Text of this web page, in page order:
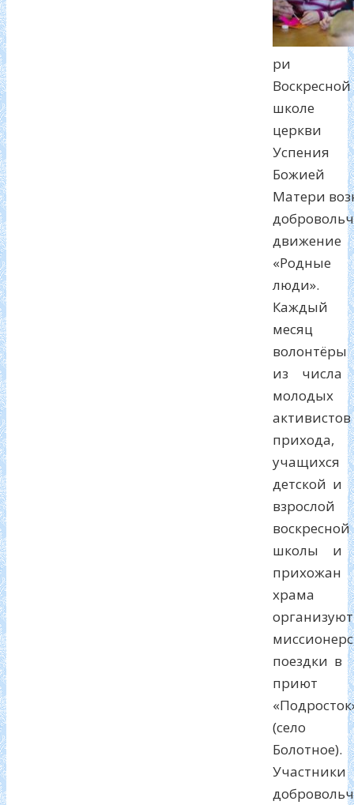
ри
Воскресной
школе
церкви
Успения
Божией
Матери
движение
«Родные
люди».
Каждый
месяц
волонтёры
из числа
молодых
активистов
прихода,
учащихся
детской и
взрослой
воскресной
школы и
прихожан
храма
организуют
поездки в
приют
(село
Болотное).
Участники